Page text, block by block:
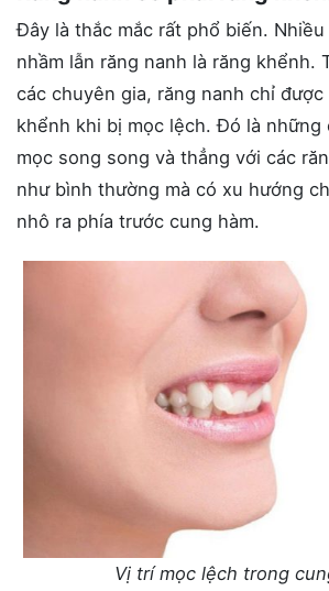
Đây là thắc mắc rất phổ biến.
nhầm lẫn răng nanh là răng khểnh.
các chuyên gia, răng nanh chỉ được
khểnh khi bị mọc lệch. Đó là những
mọc song song và thẳng với các
như bình thường mà có xu hướng
nhô ra phía trước cung hàm.
Vị trí mọc lệch trong